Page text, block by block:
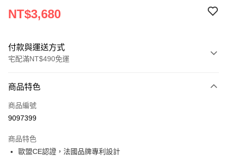
NT$3,680
付款與運送方式
宅配滿NT$490免運
信用卡一次付款
LINE Pay
街口支付
商品特色
商品編號
9097399
商品特色
歐盟CE認證，法國品牌專利設計